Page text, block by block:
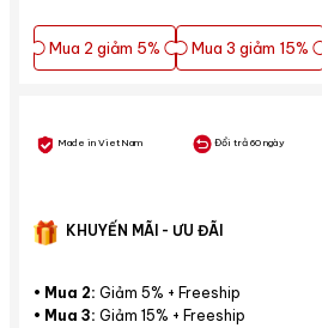
Mua 2 giảm 5%
Mua 2 giảm 5% Mua 3 giảm 15%
Mua 3 giảm 15%
Made in VietNam Đổi trả 60 ngày
KHUYẾN MÃI - ƯU ĐÃI
• Mua 2: Giảm 5% + Freeship
• Mua 3: Giảm 15% + Freeship